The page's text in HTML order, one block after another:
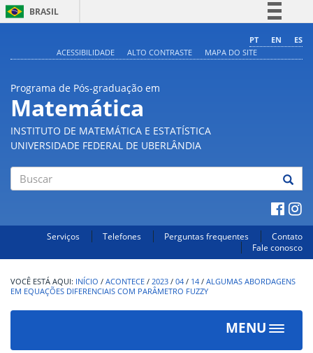
BRASIL
Comunica BR
PT EN
ES
ACESSIBILIDADE
ALTO CONTRASTE MAPA DO SITE
Programa de Pós-graduação em
Matemática
INSTITUTO DE MATEMÁTICA E ESTATÍSTICA
UNIVERSIDADE FEDERAL DE UBERLÂNDIA
Serviços Telefones Perguntas frequentes
Contato
Fale conosco
INÍCIO / ACONTECE / 2023 / 04 / 14 / ALGUMAS ABORDAGENS
EM EQUAÇÕES DIFERENCIAIS COM PARÂMETRO FUZZY
MENU
Toggle